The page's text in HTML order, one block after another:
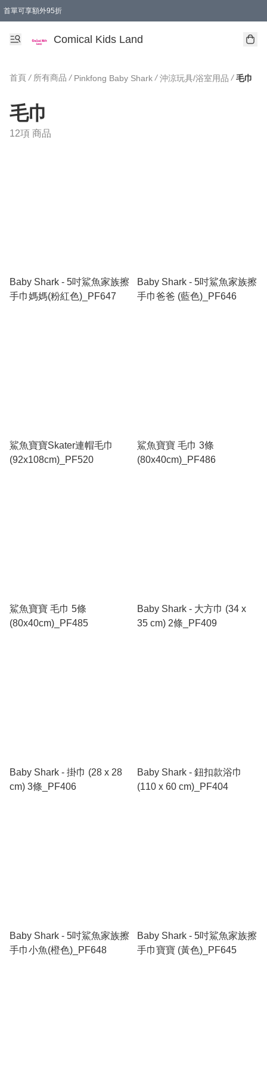
首單可享額外95折
Comical Kids Land
首頁 / 所有商品 / Pinkfong Baby Shark / 沖涼玩具/浴室用品 / 毛巾
毛巾
12項 商品
Baby Shark - 5吋鯊魚家族擦
手巾媽媽(粉紅色)_PF647
Baby Shark - 5吋鯊魚家族擦
手巾爸爸 (藍色)_PF646
鯊魚寶寶Skater連帽毛巾
(92x108cm)_PF520
鯊魚寶寶 毛巾 3條
(80x40cm)_PF486
鯊魚寶寶 毛巾 5條
(80x40cm)_PF485
Baby Shark - 大方巾 (34 x
35 cm) 2條_PF409
Baby Shark - 掛巾 (28 x 28
cm) 3條_PF406
Baby Shark - 鈕扣款浴巾
(110 x 60 cm)_PF404
Baby Shark - 5吋鯊魚家族擦
手巾小魚(橙色)_PF648
Baby Shark - 5吋鯊魚家族擦
手巾寶寶 (黃色)_PF645